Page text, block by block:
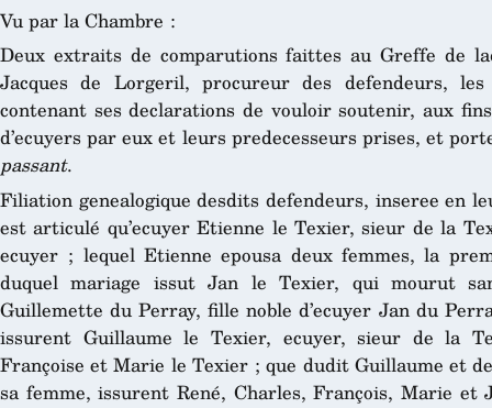
Vu par la Chambre :
Deux extraits de comparutions faittes au Greffe de
Jacques de Lorgeril, procureur des defendeurs,
contenant ses declarations de vouloir soutenir, aux
d’ecuyers par eux et leurs predecesseurs prises, et
passant.
Filiation genealogique desdits defendeurs, inseree en
est articulé qu’ecuyer Etienne le Texier, sieur de la
ecuyer ; lequel Etienne epousa deux femmes, la
duquel mariage issut Jan le Texier, qui mourut
Guillemette du Perray, fille noble d’ecuyer Jan du
issurent Guillaume le Texier, ecuyer, sieur de la
Françoise et Marie le Texier ; que dudit Guillaume et
sa femme, issurent René, Charles, François, Marie